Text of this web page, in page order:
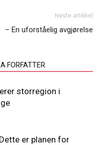
Neste artikkel
– En uforståelig avgjørelse
FORFATTER
storregion i
er planen for